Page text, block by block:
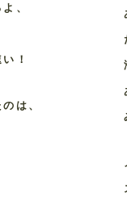
、
！
は、